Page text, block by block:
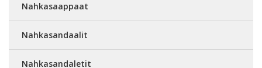
Nahkasaappaat
Nahkasandaalit
Nahkasandaletit